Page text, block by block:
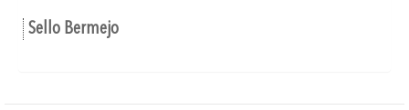
Sello Bermejo